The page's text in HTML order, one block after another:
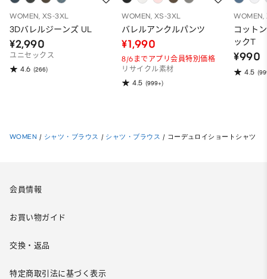
WOMEN, XS-3XL
3Dバレルジーンズ UL
¥2,990
ユニセックス
4.6 (266)
WOMEN, XS-3XL
バレルアンクルパンツ
¥1,990
8/6までアプリ会員特別価格
リサイクル素材
4.5 (999+)
WOMEN,
コット
ックT
¥990
4.5
WOMEN / シャツ・ブラウス / シャツ・ブラウス / コーデュロイショートシャツ
会員情報
お買い物ガイド
交換・返品
特定商取引法に基づく表示